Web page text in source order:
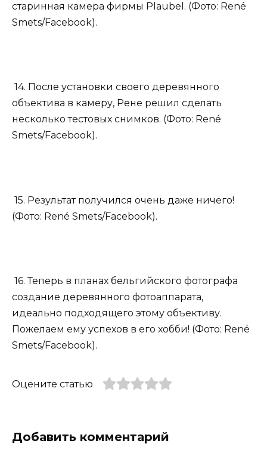
старинная камера фирмы Plaubel. (Фото: René
Smets/Facebook).
14. После установки своего деревянного
объектива в камеру, Рене решил сделать
несколько тестовых снимков. (Фото: René
Smets/Facebook).
15. Результат получился очень даже ничего!
(Фото: René Smets/Facebook).
16. Теперь в планах бельгийского фотографа
создание деревянного фотоаппарата,
идеально подходящего этому объективу.
Пожелаем ему успехов в его хобби! (Фото: René
Smets/Facebook).
Оцените статью
Добавить комментарий